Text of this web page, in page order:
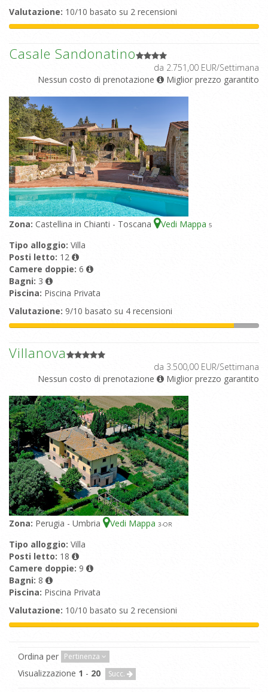
Valutazione: 10/10 basato su 2 recensioni
Casale Sandonatino
da 2.751,00 EUR/Settimana
Nessun costo di prenotazione
Miglior prezzo garantito
Zona: Castellina in Chianti - Toscana Vedi Mappa 5
Tipo alloggio: Villa
Posti letto: 12
Camere doppie: 6
Bagni: 3
Piscina: Piscina Privata
Valutazione: 9/10 basato su 4 recensioni
Villanova
da 3.500,00 EUR/Settimana
Nessun costo di prenotazione
Miglior prezzo garantito
Zona: Perugia - Umbria Vedi Mappa 3-OR
Tipo alloggio: Villa
Posti letto: 18
Camere doppie: 9
Bagni: 8
Piscina: Piscina Privata
Valutazione: 10/10 basato su 2 recensioni
Ordina per Pertinenza
Visualizzazione 1 - 20 Succ.